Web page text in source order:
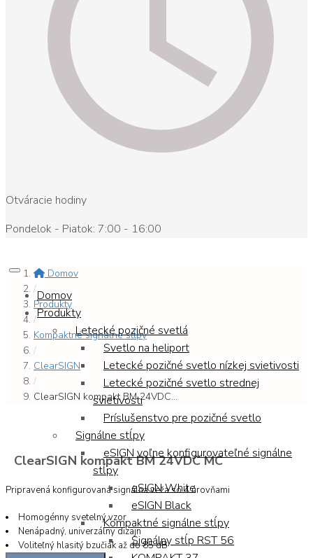
Otváracie hodiny
Pondelok - Piatok: 7:00 - 16:00
Domov
Produkty
Letecké pozičné svetlá
Svetlo na heliport
Letecké pozičné svetlo nízkej svietivosti
Letecké pozičné svetlo strednej
svietivosti
Príslušenstvo pre pozičné svetlo
Signálne stĺpy
eSIGN voľne konfigurovateľné signálne
stĺpy
eSIGN White
eSIGN Black
Kompaktné signálne stĺpy
Signálny stĺp RST 56
Domov
/
Produkty
/
Kompaktné signálne stĺpy
/
ClearSIGN
/
ClearSIGN kompakt BM 24VDC...
ClearSIGN kompakt BM 24VDC MC
Pripravená konfigurovaná signálna veža so 4 úrovňami
Homogénny svetelný vzor
Nenápadný, univerzálny dizajn
Voliteľný hlasitý bzučiak až do 85 dB